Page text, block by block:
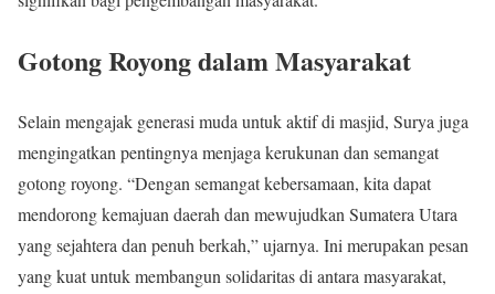
Gotong Royong dalam Masyarakat
Selain mengajak generasi muda untuk aktif di masjid, Surya juga
mengingatkan pentingnya menjaga kerukunan dan semangat
gotong royong. “Dengan semangat kebersamaan, kita dapat
mendorong kemajuan daerah dan mewujudkan Sumatera Utara
yang sejahtera dan penuh berkah,” ujarnya. Ini merupakan pesan
yang kuat untuk membangun solidaritas di antara masyarakat,